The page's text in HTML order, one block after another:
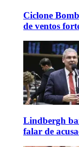
Ciclone
de ventos
Lindbergh
falar de